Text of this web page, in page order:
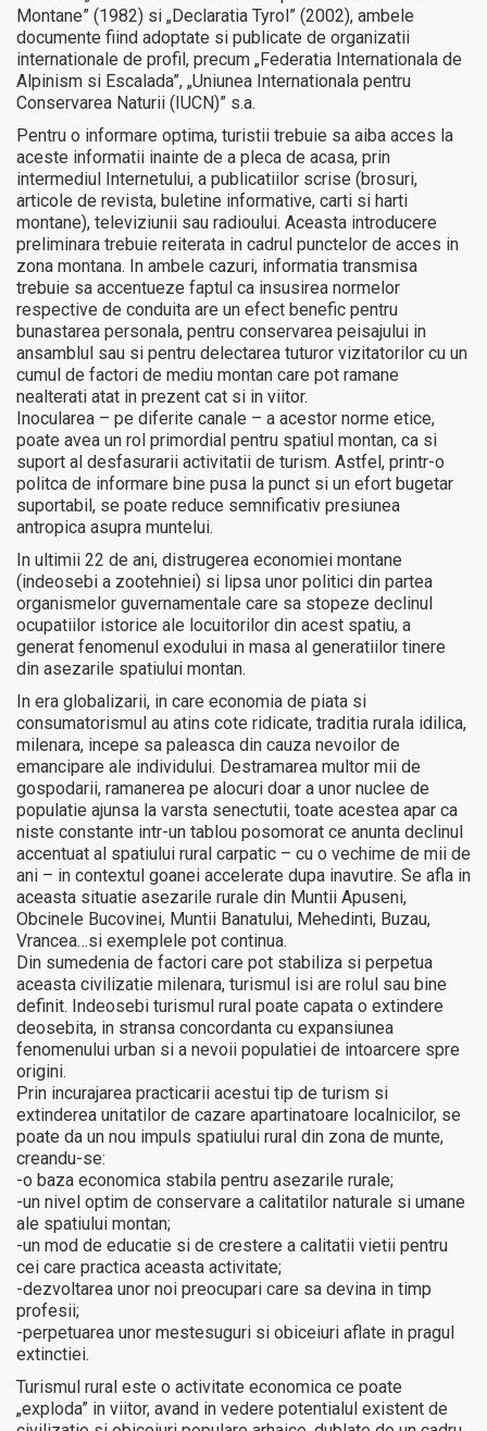
Montane” (1982) si „Declaratia Tyrol” (2002), ambele
documente fiind adoptate si publicate de organizatii
internationale de profil, precum „Federatia Internationala de
Alpinism si Escalada”, „Uniunea Internationala pentru
Conservarea Naturii (IUCN)” s.a.
Pentru o informare optima, turistii trebuie sa aiba acces la
aceste informatii inainte de a pleca de acasa, prin
intermediul Internetului, a publicatiilor scrise (brosuri,
articole de revista, buletine informative, carti si harti
montane), televiziunii sau radioului. Aceasta introducere
preliminara trebuie reiterata in cadrul punctelor de acces in
zona montana. In ambele cazuri, informatia transmisa
trebuie sa accentueze faptul ca insusirea normelor
respective de conduita are un efect benefic pentru
bunastarea personala, pentru conservarea peisajului in
ansamblul sau si pentru delectarea tuturor vizitatorilor cu un
cumul de factori de mediu montan care pot ramane
nealterati atat in prezent cat si in viitor.
Inocularea – pe diferite canale – a acestor norme etice,
poate avea un rol primordial pentru spatiul montan, ca si
suport al desfasurarii activitatii de turism. Astfel, printr-o
politca de informare bine pusa la punct si un efort bugetar
suportabil, se poate reduce semnificativ presiunea
antropica asupra muntelui.
In ultimii 22 de ani, distrugerea economiei montane
(indeosebi a zootehniei) si lipsa unor politici din partea
organismelor guvernamentale care sa stopeze declinul
ocupatiilor istorice ale locuitorilor din acest spatiu, a
generat fenomenul exodului in masa al generatiilor tinere
din asezarile spatiului montan.
In era globalizarii, in care economia de piata si
consumatorismul au atins cote ridicate, traditia rurala idilica,
milenara, incepe sa paleasca din cauza nevoilor de
emancipare ale individului. Destramarea multor mii de
gospodarii, ramanerea pe alocuri doar a unor nuclee de
populatie ajunsa la varsta senectutii, toate acestea apar ca
niste constante intr-un tablou posomorat ce anunta declinul
accentuat al spatiului rural carpatic – cu o vechime de mii de
ani – in contextul goanei accelerate dupa inavutire. Se afla in
aceasta situatie asezarile rurale din Muntii Apuseni,
Obcinele Bucovinei, Muntii Banatului, Mehedinti, Buzau,
Vrancea…si exemplele pot continua.
Din sumedenia de factori care pot stabiliza si perpetua
aceasta civilizatie milenara, turismul isi are rolul sau bine
definit. Indeosebi turismul rural poate capata o extindere
deosebita, in stransa concordanta cu expansiunea
fenomenului urban si a nevoii populatiei de intoarcere spre
origini.
Prin incurajarea practicarii acestui tip de turism si
extinderea unitatilor de cazare apartinatoare localnicilor, se
poate da un nou impuls spatiului rural din zona de munte,
creandu-se:
-o baza economica stabila pentru asezarile rurale;
-un nivel optim de conservare a calitatilor naturale si umane
ale spatiului montan;
-un mod de educatie si de crestere a calitatii vietii pentru
cei care practica aceasta activitate;
-dezvoltarea unor noi preocupari care sa devina in timp
profesii;
-perpetuarea unor mestesuguri si obiceiuri aflate in pragul
extinctiei.
Turismul rural este o activitate economica ce poate
„exploda” in viitor, avand in vedere potentialul existent de